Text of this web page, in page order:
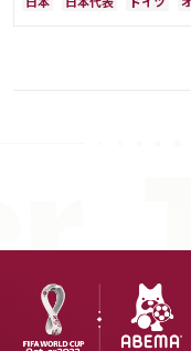
く「受け入れるのは難しか